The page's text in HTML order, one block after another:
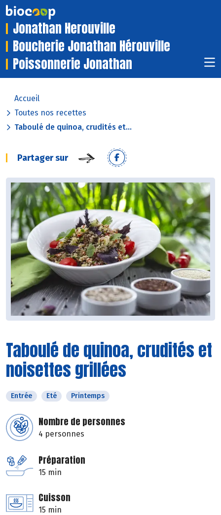
Jonathan Herouville
Boucherie Jonathan Hérouville
Poissonnerie Jonathan
Accueil
Toutes nos recettes
Taboulé de quinoa, crudités et...
Partager sur
Taboulé de quinoa, crudités et
noisettes grillées
Entrée Eté Printemps
Nombre de personnes
4 personnes
Préparation
15 min
Cuisson
15 min